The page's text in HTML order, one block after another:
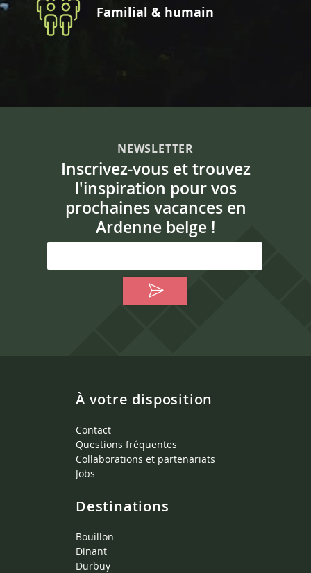
Familial & humain
NEWSLETTER
Inscrivez-vous et trouvez
l'inspiration pour vos
prochaines vacances en
Ardenne belge !
À votre disposition
Contact
Questions fréquentes
Collaborations et partenariats
Jobs
Destinations
Bouillon
Dinant
Durbuy